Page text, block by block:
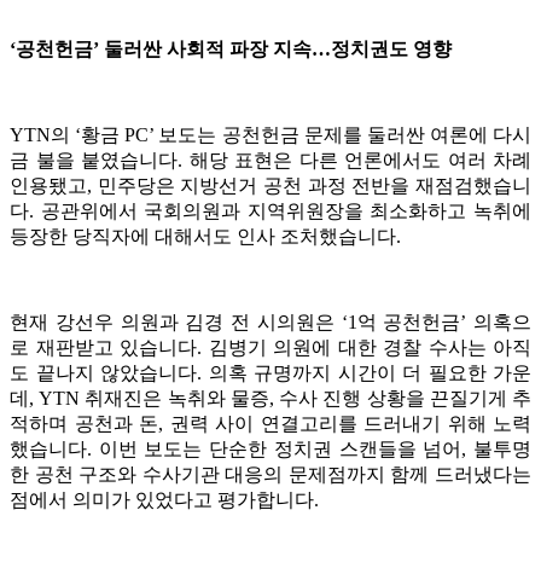
‘공천헌금’ 둘러싼 사회적 파장 지속…정치권도 영향
YTN의 ‘황금 PC’ 보도는 공천헌금 문제를 둘러싼 여론에 다시
금 불을 붙였습니다. 해당 표현은 다른 언론에서도 여러 차례
인용됐고, 민주당은 지방선거 공천 과정 전반을 재점검했습니
다. 공관위에서 국회의원과 지역위원장을 최소화하고 녹취에
등장한 당직자에 대해서도 인사 조처했습니다.
현재 강선우 의원과 김경 전 시의원은 ‘1억 공천헌금’ 의혹으
로 재판받고 있습니다. 김병기 의원에 대한 경찰 수사는 아직
도 끝나지 않았습니다. 의혹 규명까지 시간이 더 필요한 가운
데, YTN 취재진은 녹취와 물증, 수사 진행 상황을 끈질기게 추
적하며 공천과 돈, 권력 사이 연결고리를 드러내기 위해 노력
했습니다. 이번 보도는 단순한 정치권 스캔들을 넘어, 불투명
한 공천 구조와 수사기관 대응의 문제점까지 함께 드러냈다는
점에서 의미가 있었다고 평가합니다.